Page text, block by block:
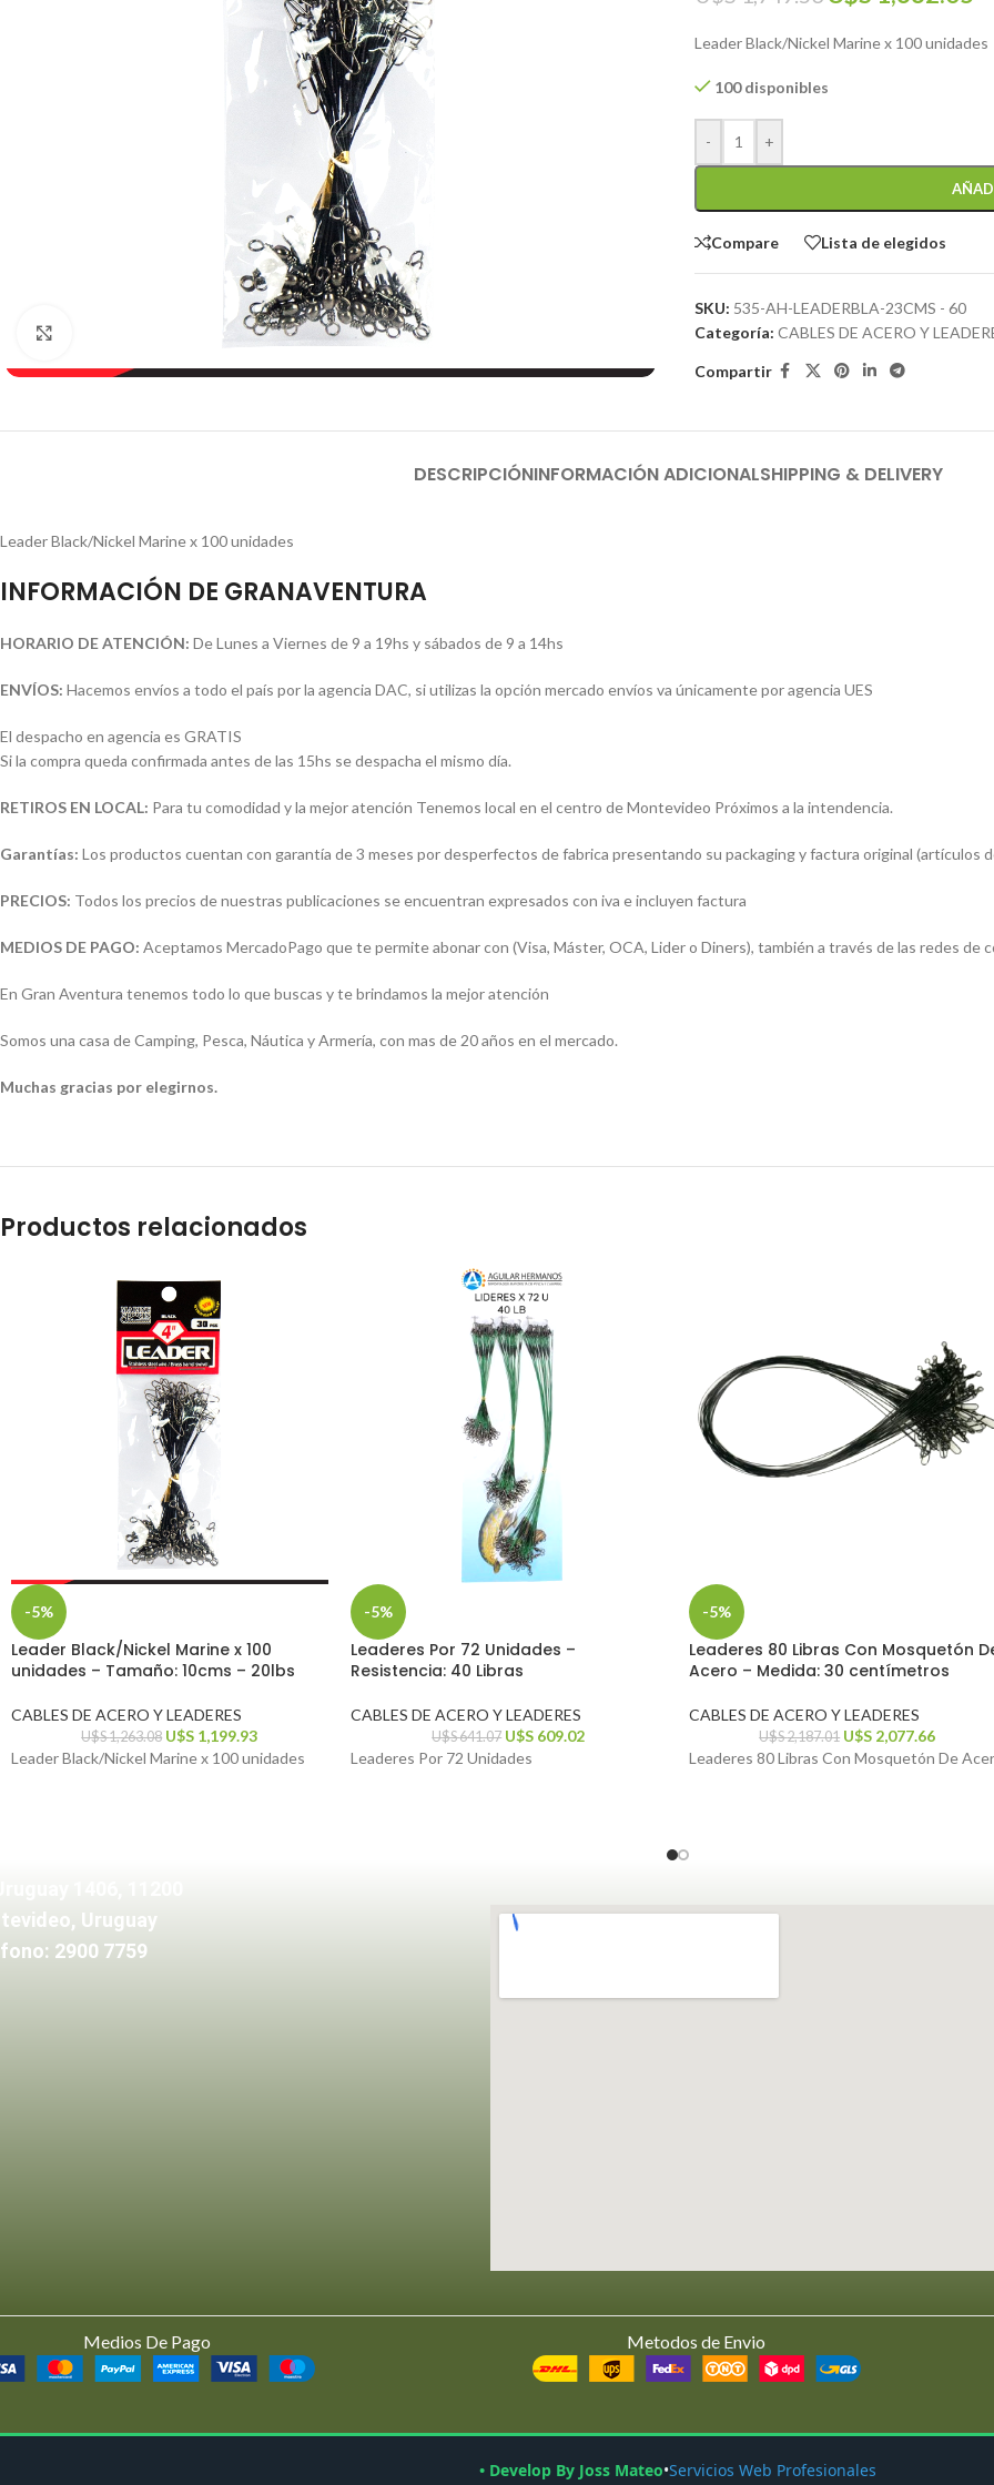
Leader Black/Nickel Marine x 100 unidades
100 disponibles
- +
Compare Lista de elegidos
SKU: 535-AH-LEADERBLA-23CMS - 60
Categoría: CABLES DE ACERO Y
Compartir
DESCRIPCIÓNINFORMACIÓN ADICIONALSHIPPING & DELIVERY
Leader Black/Nickel Marine x 100 unidades
INFORMACIÓN DE GRANAVENTURA
HORARIO DE ATENCIÓN: De Lunes a Viernes de 9 a 19hs y sábados de 9 a 14hs
ENVÍOS: Hacemos envíos a todo el país por la agencia DAC, si utilizas la opción mercado envíos va únicamente por agencia UES
El despacho en agencia es GRATIS
Si la compra queda confirmada antes de las 15hs se despacha el mismo día.
RETIROS EN LOCAL: Para tu comodidad y la mejor atención Tenemos local en el centro de Montevideo Próximos a la intendencia.
Garantías: Los productos cuentan con garantía de 3 meses por desperfectos de fabrica presentando su packaging y factura original (artículos
PRECIOS: Todos los precios de nuestras publicaciones se encuentran expresados con iva e incluyen factura
MEDIOS DE PAGO: Aceptamos MercadoPago que te permite abonar con (Visa, Máster, OCA, Lider o Diners), también a través de las redes de
En Gran Aventura tenemos todo lo que buscas y te brindamos la mejor atención
Somos una casa de Camping, Pesca, Náutica y Armería, con mas de 20 años en el mercado.
Muchas gracias por elegirnos.
Productos relacionados
-5%
Leader Black/Nickel Marine x 100
unidades – Tamaño: 10cms – 20lbs
CABLES DE ACERO Y LEADERES
U$S1,263.08 U$S 1,199.93
Leader Black/Nickel Marine x 100 unidades
-5%
Leaderes Por 72 Unidades –
Resistencia: 40 Libras
CABLES DE ACERO Y LEADERES
U$S641.07 U$S 609.02
Leaderes Por 72 Unidades
-5%
Leaderes 80 Libras Con Mosquetón
Acero – Medida: 30 centímetros
CABLES DE ACERO Y LEADERES
U$S2,187.01 U$S 2,077.66
Leaderes 80 Libras Con Mosquetón De
Uruguay
2900 7759
Medios De Pago Metodos de Envio
• Develop By Joss Mateo•Servicios Web Profesionales